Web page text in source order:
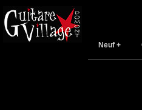
Neuf